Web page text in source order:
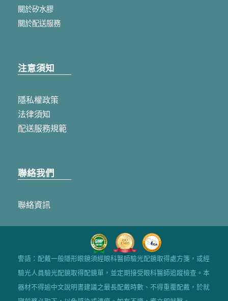
關於矽水膠
關於配送服務
注意須知
隱私權政策
法律須知
配送服務規範
聯絡我們
聯絡資訊
警語：配戴一般隱形眼鏡須經眼科醫師驗光配鏡取得處方箋，或經
驗光人員驗光配鏡取得配鏡單，並定期接受眼科醫師追蹤檢查。本
器材不得逾中文說明書建議之最長配戴時數、不得重覆配戴，於就